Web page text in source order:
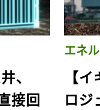
、
接回
エネ
【
ロジ